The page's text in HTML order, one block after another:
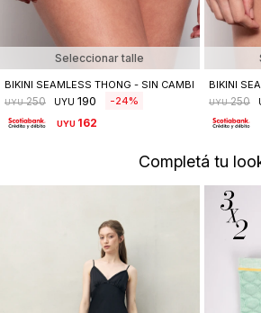
Seleccionar talle
BIKINI SEAMLESS THONG - SIN CAMBIO
UYU 250 UYU 190 24
UYU 162
BIKINI
UYU 250
Completá tu